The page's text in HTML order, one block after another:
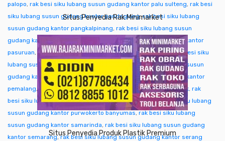
palopo, rak besi siku lubang susun gudang kantor palu sulteng, rak besi
siku lubang susun gudang kantor pandeglang,rak besi siku lubang
susun gudang kantor pangkalpinang, rak besi siku lubang susun
gudang kantor pare-pare
rak besi siku lubang susun gudang kantor
pasuruan, rak besi siku lubang susun gudang kantor pati,rak besi siku
lubang susun gudang kantor pekalongan
rak besi siku lubang susun
gudang kantor pekanbaru,rak besi siku lubang susun gudang kantor
pemalang, rak besi siku lubang susun gudang kantor pontianak, rak
besi siku lubang susun gudang kantor purwakarta,rak besi siku lubang
susun gudang kantor purwokerto banyumas, rak besi siku lubang
susun gudang kantor samarinda, rak besi siku lubang susun gudang
kantor semarang,rak besi siku lubang susun gudang kantor serang
Situs Penyedia Rak Minimarket
Situs Penyedia Produk Plastik Premium